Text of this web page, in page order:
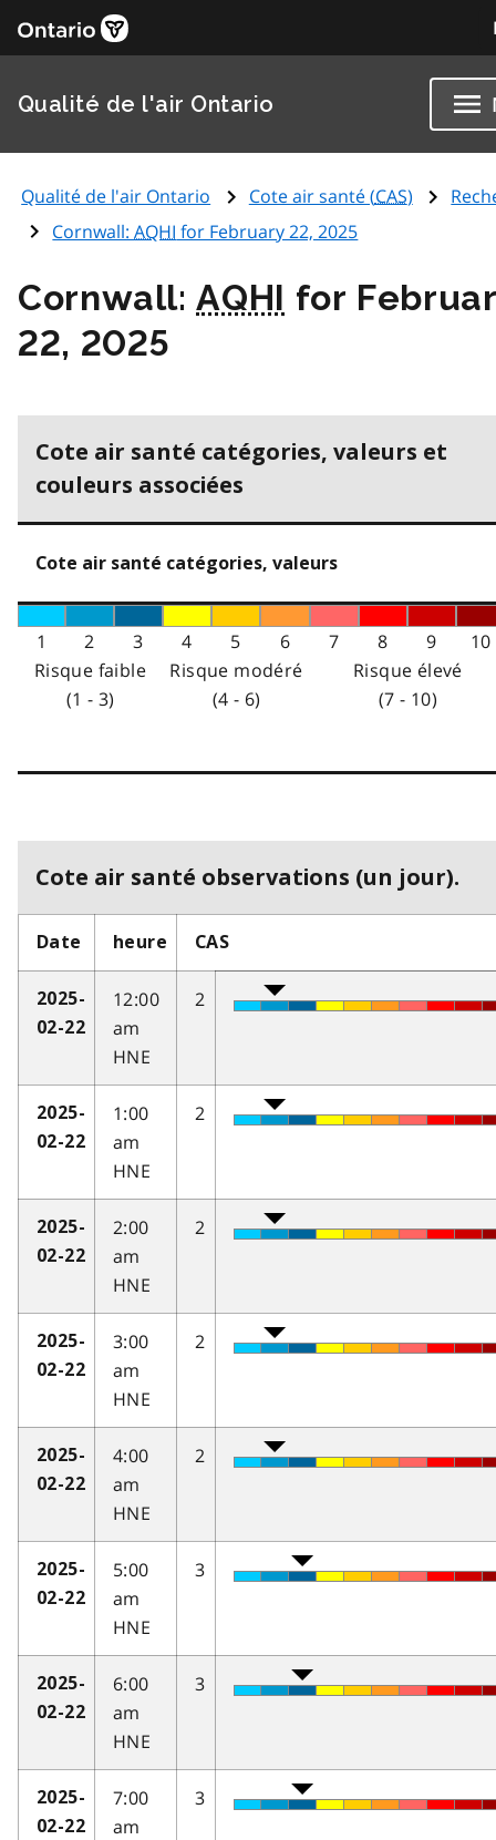
Qualité de l'air Ontario
Qualité de l'air Ontario Cote air santé (CAS)
Cornwall:AQHI for February 22, 2025
Cornwall:AQHI for
22, 2025
Cote air santé catégories, valeurs et
couleurs associées
Cote air santé catégories, valeurs
1 2 3 4 5 6 7 8 9
10
Risque faible
(1 - 3)
Risque modéré
(4 - 6)
Risque élevé
(7 - 10)
Cote air santé observations (un jour).
Date heure CAS
2025-
02-22
12:00
am
HNE
2
2025-
02-22
1:00
am
HNE
2
2025-
02-22
2:00
am
HNE
2
2025-
02-22
3:00
am
HNE
2
2025-
02-22
4:00
am
HNE
2
2025-
02-22
5:00
am
HNE
3
2025-
02-22
6:00
am
HNE
3
2025-
02-22
7:00
am
3